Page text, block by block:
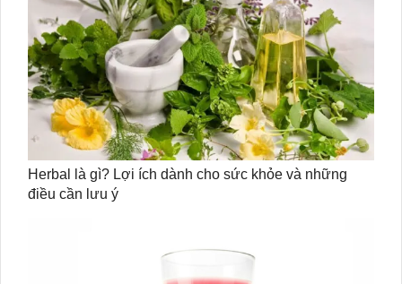
Herbal là gì? Lợi ích dành cho sức khỏe và những
điều cần lưu ý